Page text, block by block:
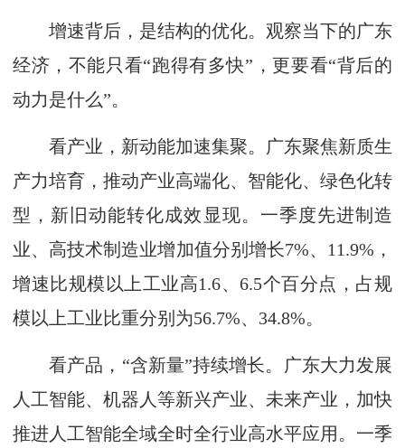
增速背后，是结构的优化。观察当下的广东
经济，不能只看“跑得有多快”，更要看“背后的
动力是什么”。
看产业，新动能加速集聚。广东聚焦新质生
产力培育，推动产业高端化、智能化、绿色化转
型，新旧动能转化成效显现。一季度先进制造
业、高技术制造业增加值分别增长7%、11.9%，
增速比规模以上工业高1.6、6.5个百分点，占规
模以上工业比重分别为56.7%、34.8%。
看产品，“含新量”持续增长。广东大力发展
人工智能、机器人等新兴产业、未来产业，加快
推进人工智能全域全时全行业高水平应用。一季